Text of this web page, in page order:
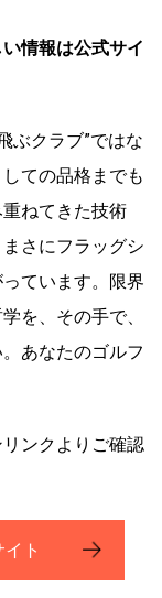
情報は公式サイ
ぶクラブ”ではな
ての品格までも
ねてきた技術
さにフラッグシ
ています。限界
を、その手で、
あなたのゴルフ
ンクよりご確認
ト